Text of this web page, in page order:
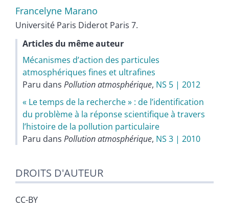
Francelyne Marano
Université Paris Diderot Paris 7.
Articles du même auteur
Mécanismes d’action des particules
atmosphériques fines et ultrafines
Paru dans Pollution atmosphérique, NS 5 | 2012
« Le temps de la recherche » : de lʼidentification
du problème à la réponse scientifique à travers
lʼhistoire de la pollution particulaire
Paru dans Pollution atmosphérique, NS 3 | 2010
DROITS D'AUTEUR
CC-BY